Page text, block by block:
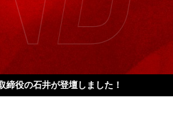
役の石井が登壇しました！